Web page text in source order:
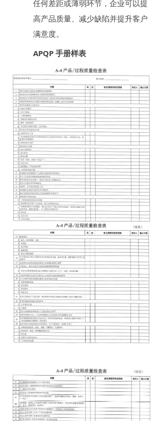
任何差距或薄弱环节，企业可以提
高产品质量、减少缺陷并提升客户
满意度。
APQP 手册样表